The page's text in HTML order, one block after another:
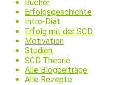
Bücher
Erfolgsgeschichte
Intro-Diät
Erfolg mit der SCD
Motivation
Studien
SCD Theorie
Alle Blogbeiträge
Alle Rezepte